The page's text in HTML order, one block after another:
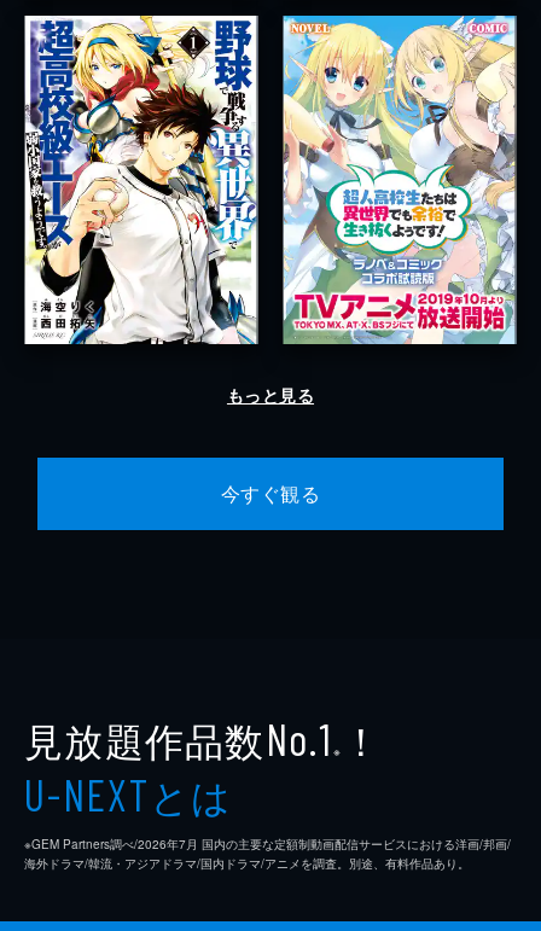
もっと見る
今すぐ観る
見放題作品数No.1 ※ ！
U-NEXTとは
※GEM Partners調べ/2026年7⽉ 国内の主要な定額制動画配信サービスにおける洋画/邦画/
海外ドラマ/韓流・アジアドラマ/国内ドラマ/アニメを調査。別途、有料作品あり。